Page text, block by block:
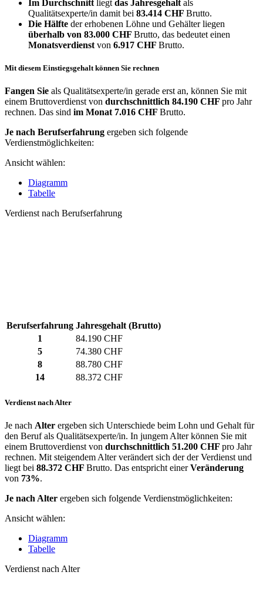
Im Durchschnitt liegt das Jahresgehalt als
Qualitätsexperte/in damit bei 83.414 CHF Brutto.
Die Hälfte der erhobenen Löhne und Gehälter liegen
überhalb von 83.000 CHF Brutto, das bedeutet einen
Monatsverdienst von 6.917 CHF Brutto.
Mit diesem Einstiegsgehalt können Sie rechnen
Fangen Sie als Qualitätsexperte/in gerade erst an, können Sie mit
einem Bruttoverdienst von durchschnittlich 84.190 CHF pro Jahr
rechnen. Das sind im Monat 7.016 CHF Brutto.
Je nach Berufserfahrung ergeben sich folgende
Verdienstmöglichkeiten:
Ansicht wählen:
Diagramm
Tabelle
Verdienst nach Berufserfahrung
Berufserfahrung Jahresgehalt (Brutto)
1
84.190 CHF
5
74.380 CHF
8
88.780 CHF
14
88.372 CHF
Verdienst nach Alter
Je nach Alter ergeben sich Unterschiede beim Lohn und Gehalt für
den Beruf als Qualitätsexperte/in. In jungem Alter können Sie mit
einem Bruttoverdienst von durchschnittlich 51.200 CHF pro Jahr
rechnen. Mit steigendem Alter verändert sich der der Verdienst und
liegt bei 88.372 CHF Brutto. Das entspricht einerVeränderung
von 73%.
Je nach Alter ergeben sich folgende Verdienstmöglichkeiten:
Ansicht wählen:
Diagramm
Tabelle
Verdienst nach Alter